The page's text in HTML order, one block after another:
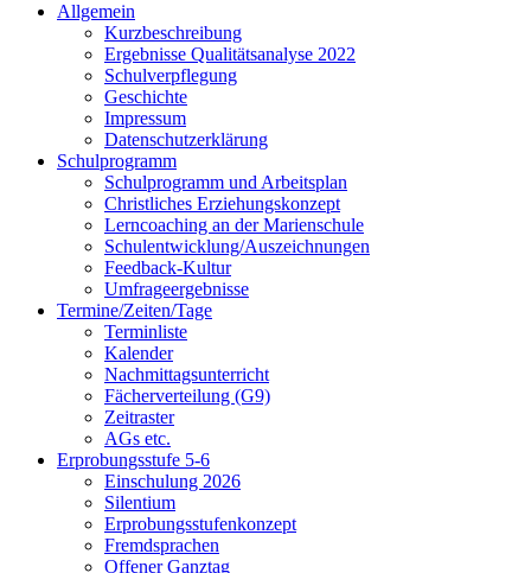
Allgemein
Kurzbeschreibung
Ergebnisse Qualitätsanalyse 2022
Schulverpflegung
Geschichte
Impressum
Datenschutzerklärung
Schulprogramm
Schulprogramm und Arbeitsplan
Christliches Erziehungskonzept
Lerncoaching an der Marienschule
Schulentwicklung/Auszeichnungen
Feedback-Kultur
Umfrageergebnisse
Termine/Zeiten/Tage
Terminliste
Kalender
Nachmittagsunterricht
Fächerverteilung (G9)
Zeitraster
AGs etc.
Erprobungsstufe 5-6
Einschulung 2026
Silentium
Erprobungsstufenkonzept
Fremdsprachen
Offener Ganztag